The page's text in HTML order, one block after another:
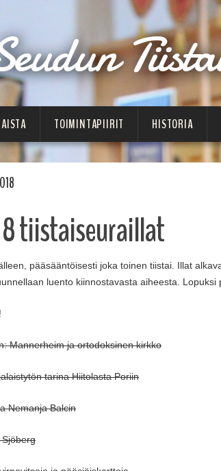
TOIMINTAPIIRIT HISTORIA
tiistaiseuraillat
pääsääntöisesti joka toinen tiistai. Illat
luento kiinnostavasta aiheesta. Lopuksi
Mannerheim ja ortodoksinen kirkko
tarina Hiitolasta Poriin
Nemanja Balcin